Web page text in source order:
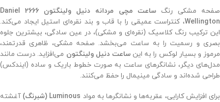
صفحه مشکی رنگ
ساعت مچی مردانه دنیل ولینگتون 2666 Daniel
Wellington، کنتراست عمیقی را با قاب و بند نقره‌ای استیل ایجاد می‌کند.
این ترکیب رنگ کلاسیک (نقره‌ای و مشکی)، در عین سادگی، بیشترین جلوه
بصری و رسمیت را به ساعت می‌بخشد. صفحه مشکی، ظاهری قدرتمند،
مرموز و بسیار لوکس را به اینساعت دنیل ولینگتون می‌افزاید. درست مانند
مدل‌های دیگر، نشانگرهای ساعت به صورت خطوط باریک و ساده (ایندکس)
طراحی شده‌اند و سادگی مینیمال را حفظ می‌کنند.
برای افزایش کارایی، عقربه‌ها و نشانگرها به مواد Luminous (شبرنگ)
آغشته